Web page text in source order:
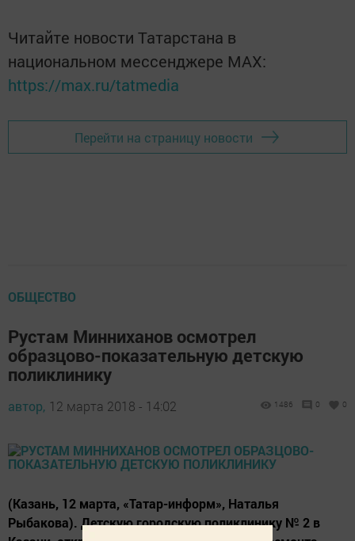
Читайте новости Татарстана в
национальном мессенджере MАХ:
https://max.ru/tatmedia
Перейти на страницу новости
ОБЩЕСТВО
Рустам Минниханов осмотрел
образцово-показательную детскую
поликлинику
автор, 12 марта 2018 - 14:02 1486 0 0
(Казань, 12 марта, «Татар-информ», Наталья
Рыбакова). Детскую городскую поликлинику № 2 в